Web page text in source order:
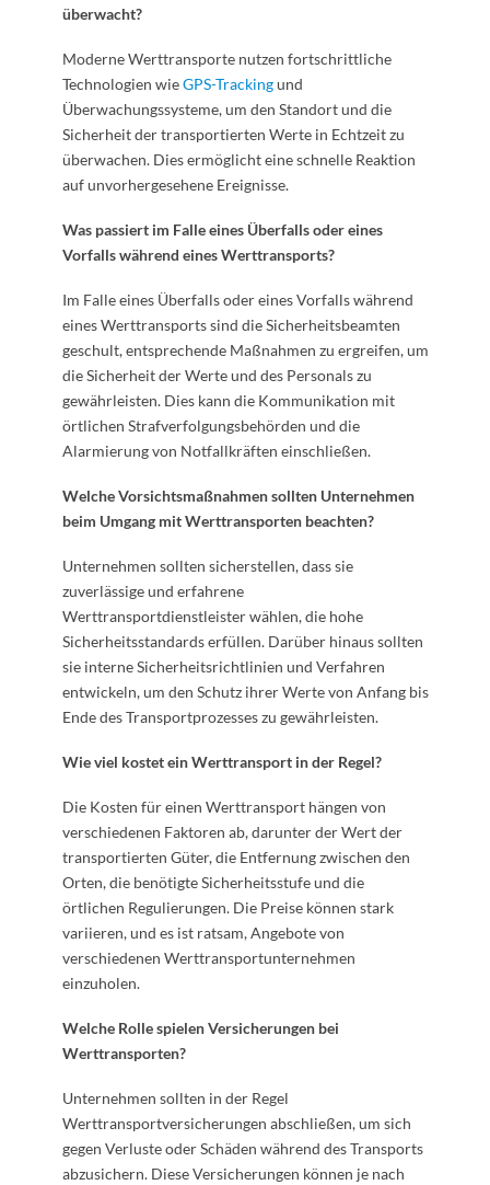
überwacht?
Moderne Werttransporte nutzen fortschrittliche
Technologien wieGPS-Trackingund
Überwachungssysteme, um den Standort und die
Sicherheit der transportierten Werte in Echtzeit zu
überwachen. Dies ermöglicht eine schnelle Reaktion
auf unvorhergesehene Ereignisse.
Was passiert im Falle eines Überfalls oder eines
Vorfalls während eines Werttransports?
Im Falle eines Überfalls oder eines Vorfalls während
eines Werttransports sind die Sicherheitsbeamten
geschult, entsprechende Maßnahmen zu ergreifen, um
die Sicherheit der Werte und des Personals zu
gewährleisten. Dies kann die Kommunikation mit
örtlichen Strafverfolgungsbehörden und die
Alarmierung von Notfallkräften einschließen.
Welche Vorsichtsmaßnahmen sollten Unternehmen
beim Umgang mit Werttransporten beachten?
Unternehmen sollten sicherstellen, dass sie
zuverlässige und erfahrene
Werttransportdienstleister wählen, die hohe
Sicherheitsstandards erfüllen. Darüber hinaus sollten
sie interne Sicherheitsrichtlinien und Verfahren
entwickeln, um den Schutz ihrer Werte von Anfang bis
Ende des Transportprozesses zu gewährleisten.
Wie viel kostet ein Werttransport in der Regel?
Die Kosten für einen Werttransport hängen von
verschiedenen Faktoren ab, darunter der Wert der
transportierten Güter, die Entfernung zwischen den
Orten, die benötigte Sicherheitsstufe und die
örtlichen Regulierungen. Die Preise können stark
variieren, und es ist ratsam, Angebote von
verschiedenen Werttransportunternehmen
einzuholen.
Welche Rolle spielen Versicherungen bei
Werttransporten?
Unternehmen sollten in der Regel
Werttransportversicherungen abschließen, um sich
gegen Verluste oder Schäden während des Transports
abzusichern. Diese Versicherungen können je nach